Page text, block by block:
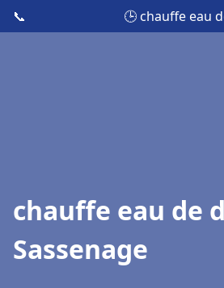
📞 🕒 chauffe eau
chauffe eau de
Sassenage